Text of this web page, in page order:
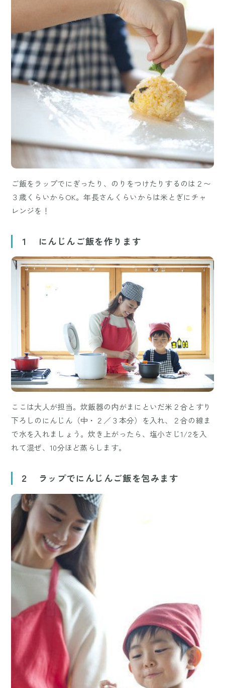
ご飯をラップでにぎったり、のりをつけたりするのは２〜
３歳くらいからOK。年長さんくらいからは米とぎにチャ
レンジを！
１ にんじんご飯を作ります
ここは大人が担当。炊飯器の内がまにといだ米２合とすり
下ろしのにんじん（中・２／３本分）を入れ、２合の線ま
で水を入れましょう。炊き上がったら、塩小さじ1/2を入
れて混ぜ、10分ほど蒸らします。
２ ラップでにんじんご飯を包みます